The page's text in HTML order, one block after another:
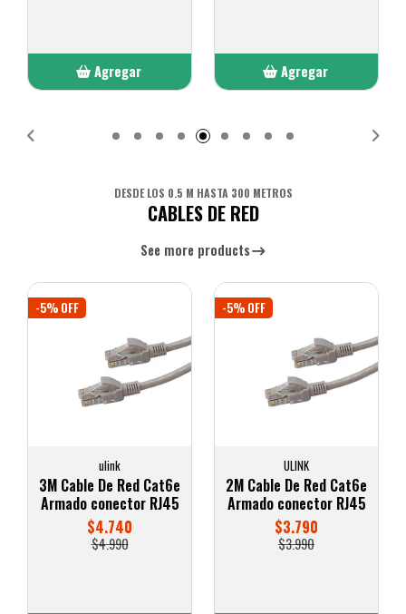
Agregar
Agregar
DESDE LOS 0.5 M HASTA 300 METROS
CABLES DE RED
See more products
-5% OFF
ulink
3M Cable De Red Cat6e
Armado conector RJ45
$4.740
$4.990
-5% OFF
ULINK
2M Cable De Red Cat6e
Armado conector RJ45
$3.790
$3.990